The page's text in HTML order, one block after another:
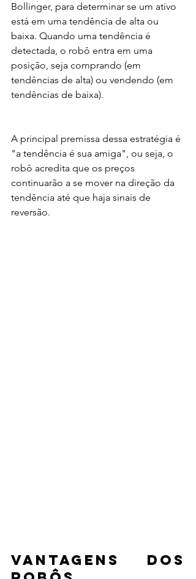
Bollinger, para determinar se um ativo
está em uma tendência de alta ou
baixa. Quando uma tendência é
detectada, o robô entra em uma
posição, seja comprando (em
tendências de alta) ou vendendo (em
tendências de baixa).
A principal premissa dessa estratégia é
"a tendência é sua amiga", ou seja, o
robô acredita que os preços
continuarão a se mover na direção da
tendência até que haja sinais de
reversão.
Vantagens dos